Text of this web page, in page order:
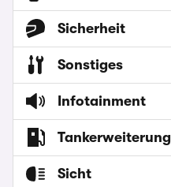
Sicherheit
Sonstiges
Infotainment
Tankerweiterung
Sicht